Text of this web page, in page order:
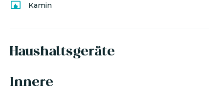
Kamin
Haushaltsgeräte
Innere